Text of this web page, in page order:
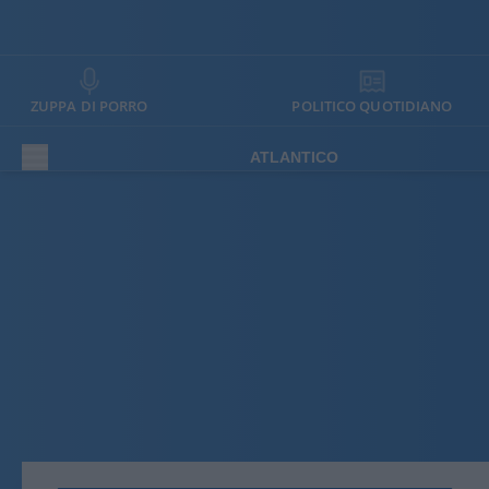
ZUPPA DI PORRO POLITICO QUOTIDIANO
ATLANTICO